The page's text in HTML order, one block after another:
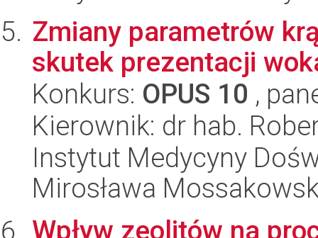
Zmiany parametrów
skutek prezentacji
Konkurs: OPUS 10 ,
Kierownik: dr hab.
Instytut Medycyny
Mirosława
Wpływ zeolitów na